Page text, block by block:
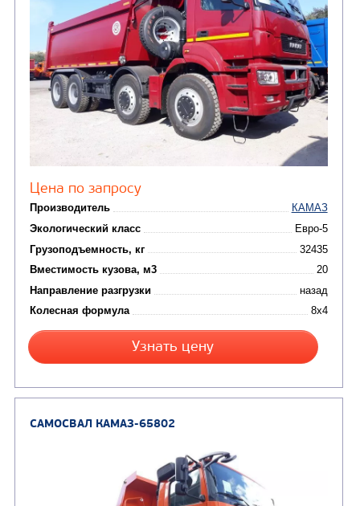
Цена по запросу
Производитель
Экологический класс
Грузоподъемность, кг
Вместимость кузова, м3
Колесная формула